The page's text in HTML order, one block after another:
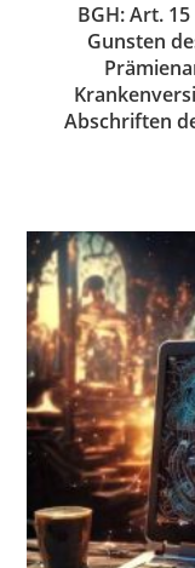
BGH: Art.
Gunsten
Abschriften